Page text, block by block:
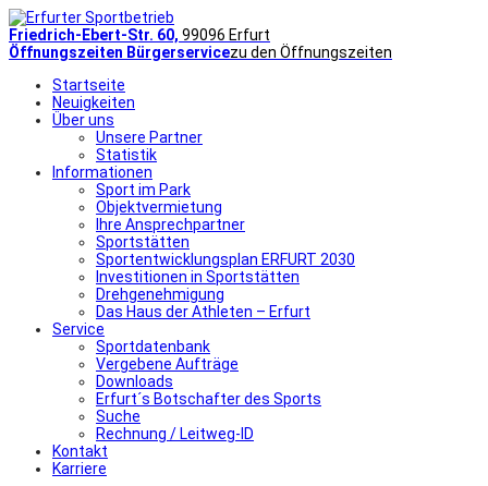
Friedrich-Ebert-Str. 60, 99096 Erfurt
Öffnungszeiten Bürgerservicezu den Öffnungszeiten
Startseite
Neuigkeiten
Über uns
Unsere Partner
Statistik
Informationen
Sport im Park
Objektvermietung
Ihre Ansprechpartner
Sportstätten
Sportentwicklungsplan ERFURT 2030
Investitionen in Sportstätten
Drehgenehmigung
Das Haus der Athleten – Erfurt
Service
Sportdatenbank
Vergebene Aufträge
Downloads
Erfurt´s Botschafter des Sports
Suche
Rechnung / Leitweg-ID
Kontakt
Karriere